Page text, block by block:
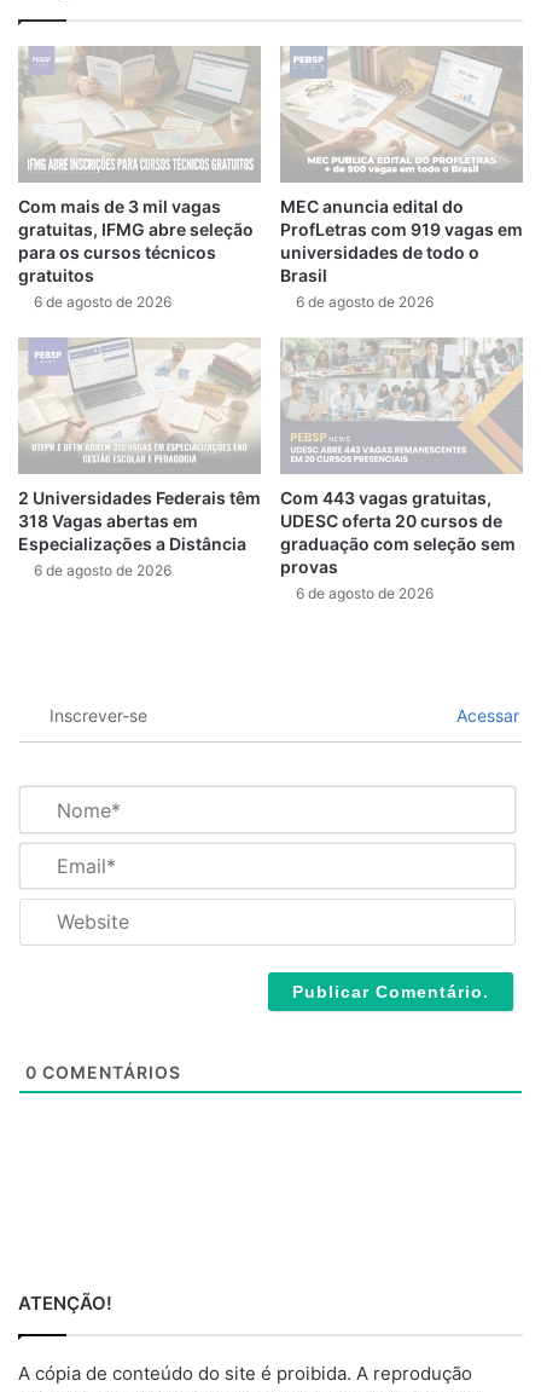
Com mais de 3 mil vagas
gratuitas, IFMG abre seleção
para os cursos técnicos
gratuitos
6 de agosto de 2026
MEC anuncia edital do
ProfLetras com 919 vagas em
universidades de todo o
Brasil
6 de agosto de 2026
2 Universidades Federais têm
318 Vagas abertas em
Especializações a Distância
6 de agosto de 2026
Com 443 vagas gratuitas,
UDESC oferta 20 cursos de
graduação com seleção sem
provas
6 de agosto de 2026
Inscrever-se Acessar
m
*a
l
0 COMENTÁRIOS
ATENÇÃO!
A cópia de conteúdo do site é proibida. A reprodução